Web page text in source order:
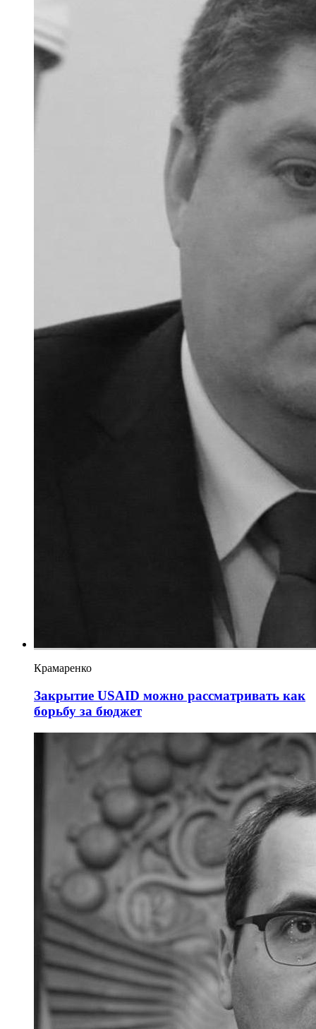
Крамаренко
Закрытие USAID можно рассматривать как
борьбу за бюджет